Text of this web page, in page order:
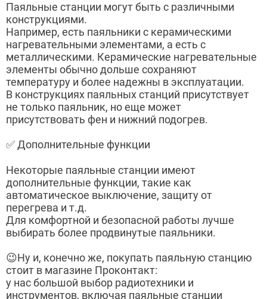
Паяльные станции могут быть с различными
конструкциями.
Например, есть паяльники с керамическими
нагревательными элементами, а есть с
металлическими. Керамические нагревательные
элементы обычно дольше сохраняют
температуру и более надежны в эксплуатации.
В конструкциях паяльных станций присутствует
не только паяльник, но еще может
присутствовать фен и нижний подогрев.
✅ Дополнительные функции
Некоторые паяльные станции имеют
дополнительные функции, такие как
автоматическое выключение, защиту от
перегрева и т.д.
Для комфортной и безопасной работы лучше
выбирать более продвинутые паяльники.
😉Ну и, конечно же, покупать паяльную станцию
стоит в магазине Проконтакт:
у нас большой выбор радиотехники и
инструментов, включая паяльные станции